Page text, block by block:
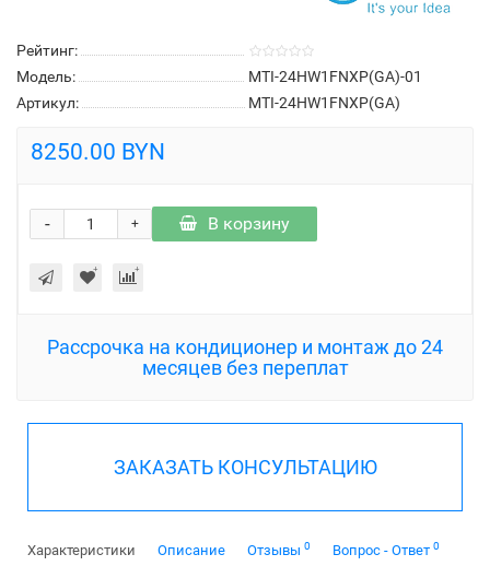
Рейтинг:
Модель:
MTI-24HW1FNXP(GA)-01
Артикул:
MTI-24HW1FNXP(GA)
8250.00 BYN
+
- В корзину
Рассрочка на кондиционер и монтаж до 24
месяцев без переплат
ЗАКАЗАТЬ КОНСУЛЬТАЦИЮ
Характеристики Описание Отзывы 0 Вопрос - Ответ 0